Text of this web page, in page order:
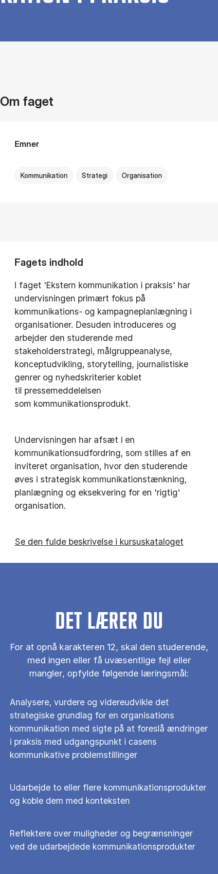
Om faget
Emner
Kommunikation Strategi Organisation
Fagets indhold
I faget 'Ekstern kommunikation i praksis' har
undervisningen primært fokus på
kommunikations- og kampagneplanlægning i
organisationer. Desuden introduceres og
arbejder den studerende med
stakeholderstrategi, målgruppeanalyse,
konceptudvikling, storytelling, journalistiske
genrer og nyhedskriterier koblet
til pressemeddelelsen
som kommunikationsprodukt.
Undervisningen har afsæt i en
kommunikationsudfordring, som stilles af en
inviteret organisation, hvor den studerende
øves i strategisk kommunikationstænkning,
planlægning og eksekvering for en 'rigtig'
organisation.
Se den fulde beskrivelse i kursuskataloget
DET LÆRER DU
For at opnå karakteren 12, skal den studerende,
med ingen eller få uvæsentlige fejl eller
mangler, opfylde følgende læringsmål:
Analysere, vurdere og videreudvikle det
strategiske grundlag for en organisations
kommunikation med sigte på at foreslå ændringer
i praksis med udgangspunkt i casens
kommunikative problemstillinger
Udarbejde to eller flere kommunikationsprodukter
og koble dem med konteksten
Reflektere over muligheder og begrænsninger
ved de udarbejdede kommunikationsprodukter